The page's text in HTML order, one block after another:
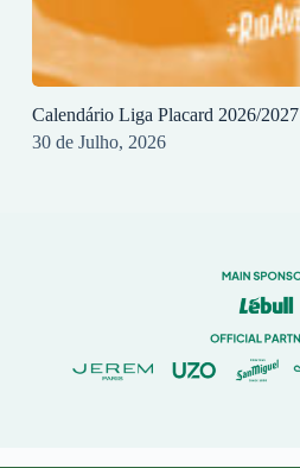
Calendário Liga Placard 2026/2027
30 de Julho, 2026